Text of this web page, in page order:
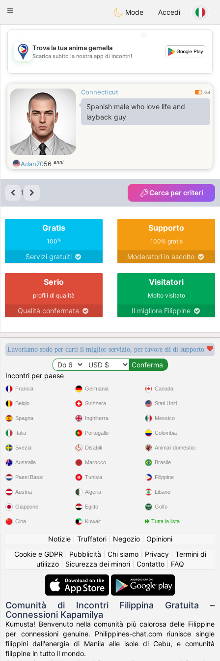
PhilippinesChat
Toggle
Mode Accedi
💖
💕
Trova la tua anima gemella
Scarica subito la nostra app di incontri!
Connecticut 0.4
Spanish male who love life and
layback guy
Adan7056 anni
1 Cerca per criteri
Gratis
100%
Servizi gratuiti
Supporto
100% gratis
Moderatori in ascolto
Serio
profili di qualità
Qualità confermata
Visitatori
Molto visitato
Il migliore Filippine
Lavoriamo sodo per darti il miglior servizio, per favore sii di supporto
Incontri per paese
Francia
Belgio
Spagna
Italia
Svezia
Germania
Svizzera
Inghilterra
Portogallo
Disabili
Canada
Stati Uniti
Messico
Colombia
Animali domestici
Australia
Paesi Bassi
Austria
Giappone
Cina
Marocco
Tunisia
Algeria
Egitto
Kuwait
Brasile
Filippine
Libano
Golfo
Tutta la lista
Notizie| Truffatori| Negozio| Opinioni
Cookie e GDPR
Pubblicità Chi siamo| Privacy| Termini di
utilizzo| Sicurezza dei minori| Contatto| FAQ
Comunità di Incontri Filippina Gratuita –
Connessioni Kapamilya
Kumusta! Benvenuto nella comunità più calorosa delle Filippine
per connessioni genuine. Philippines-chat.com riunisce single
filippini dall'energia di Manila alle isole di Cebu, e comunità
filippine in tutto il mondo.